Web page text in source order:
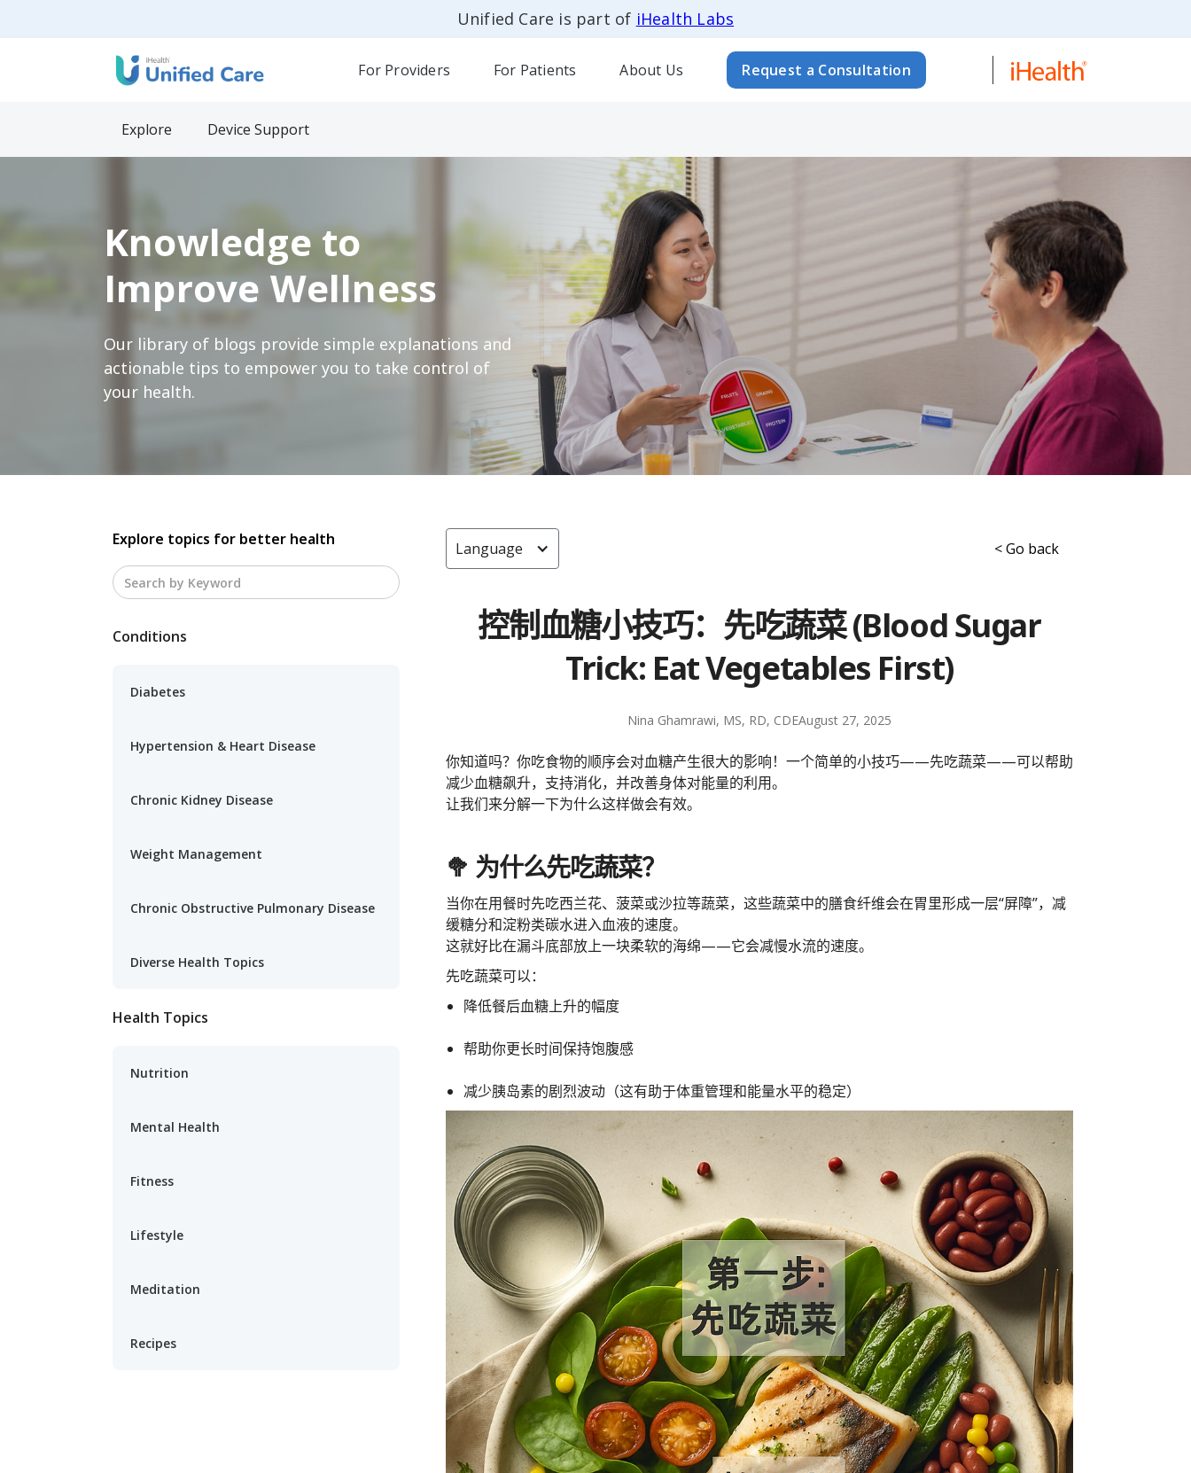
Unified Care is part of iHealth Labs
For Providers For Patients About Us Request a Consultation
Explore Device Support
Knowledge to
Improve Wellness
Our library of blogs provide simple explanations and
actionable tips to empower you to take control of
your health.
Explore topics for better health
Conditions
Diabetes
Hypertension & Heart Disease
Chronic Kidney Disease
Weight Management
Chronic Obstructive Pulmonary Disease
Diverse Health Topics
Health Topics
Nutrition
Mental Health
Fitness
Lifestyle
Meditation
Recipes
Language < Go back
控制血糖小技巧：先吃蔬菜 (Blood Sugar
Trick: Eat Vegetables First)
Nina Ghamrawi, MS, RD, CDEAugust 27, 2025
你知道吗？你吃食物的顺序会对血糖产生很大的影响！一个简单的小技巧——先吃蔬菜——可以帮助
减少血糖飙升，支持消化，并改善身体对能量的利用。
让我们来分解一下为什么这样做会有效。
🥦 为什么先吃蔬菜？
当你在用餐时先吃西兰花、菠菜或沙拉等蔬菜，这些蔬菜中的膳食纤维会在胃里形成一层“屏障”，减
缓糖分和淀粉类碳水进入血液的速度。
这就好比在漏斗底部放上一块柔软的海绵——它会减慢水流的速度。
先吃蔬菜可以：
降低餐后血糖上升的幅度
帮助你更长时间保持饱腹感
减少胰岛素的剧烈波动（这有助于体重管理和能量水平的稳定）